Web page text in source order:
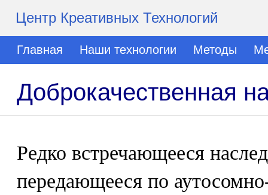
Центр Креативных Технологий
Главная Наши технологии Методы
Доброкачественная
Редко встречающееся
передающееся по